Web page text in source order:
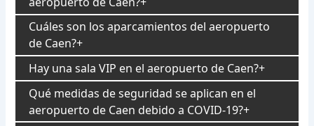
Cuáles son los aparcamientos del aeropuerto
de Caen?
Hay una sala VIP en el aeropuerto de Caen?
Qué medidas de seguridad se aplican en el
aeropuerto de Caen debido a COVID-19?